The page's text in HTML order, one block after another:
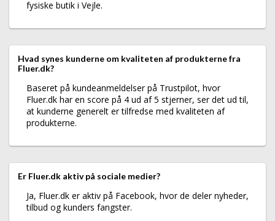
fysiske butik i Vejle.
Hvad synes kunderne om kvaliteten af produkterne fra
Fluer.dk?
Baseret på kundeanmeldelser på Trustpilot, hvor
Fluer.dk har en score på 4 ud af 5 stjerner, ser det ud til,
at kunderne generelt er tilfredse med kvaliteten af
produkterne.
Er Fluer.dk aktiv på sociale medier?
Ja, Fluer.dk er aktiv på Facebook, hvor de deler nyheder,
tilbud og kunders fangster.